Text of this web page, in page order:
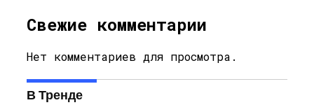
Свежие комментарии
Нет комментариев для просмотра.
В Тренде